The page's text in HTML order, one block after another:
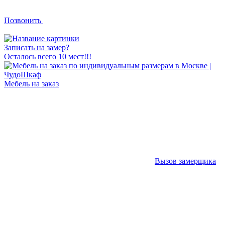
Позвонить
Записать на замер?
Осталось всего 10 мест!!!
Мебель на заказ
Вызов замерщика